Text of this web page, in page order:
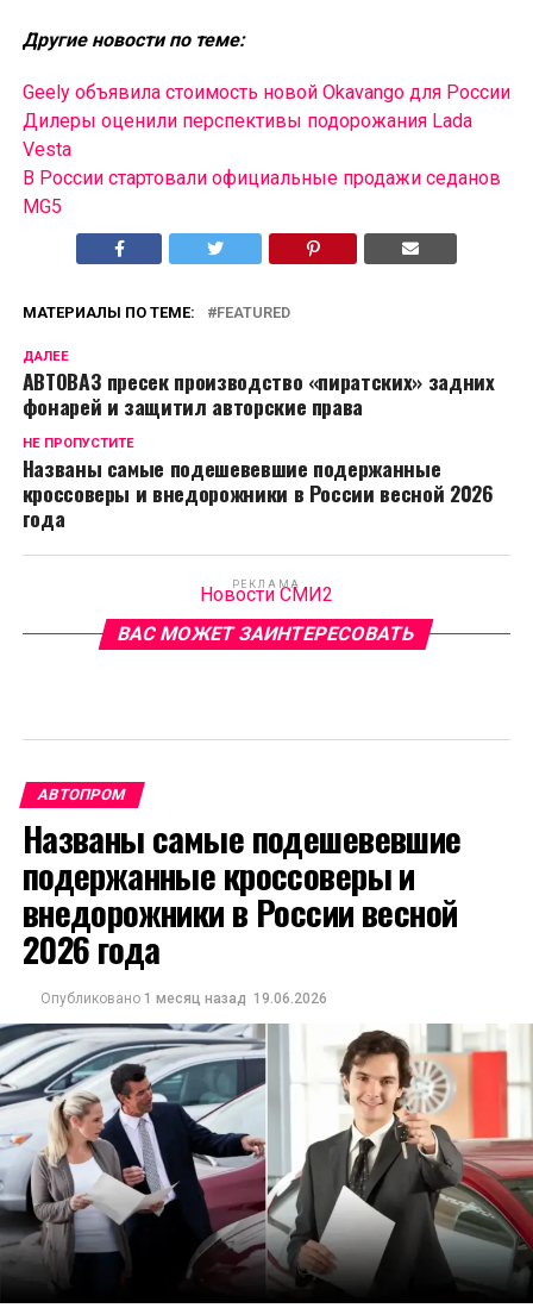
Другие новости по теме:
Geely объявила стоимость новой Okavango для России
Дилеры оценили перспективы подорожания Lada
Vesta
В России cтартовали официальные продажи седанов
MG5
МАТЕРИАЛЫ ПО ТЕМЕ: FEATURED
ДАЛЕЕ
АВТОВАЗ пресек производство «пиратских» задних
фонарей и защитил авторские права
НЕ ПРОПУСТИТЕ
Названы самые подешевевшие подержанные
кроссоверы и внедорожники в России весной 2026
года
РЕКЛАМА
Новости СМИ2
ВАС МОЖЕТ ЗАИНТЕРЕСОВАТЬ
АВТОПРОМ
Названы самые подешевевшие
подержанные кроссоверы и
внедорожники в России весной
2026 года
Опубликовано 1 месяц назад 19.06.2026